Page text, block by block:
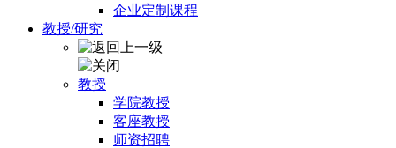
企业定制课程
教授/研究
教授
学院教授
客座教授
师资招聘